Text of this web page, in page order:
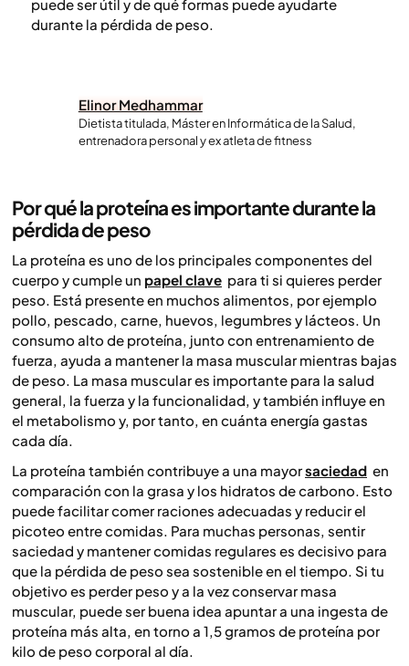
puede ser útil y de qué formas puede ayudarte
durante la pérdida de peso.
Elinor Medhammar
Dietista titulada, Máster en Informática de la Salud,
entrenadora personal y ex atleta de fitness
Por qué la proteína es importante durante la
pérdida de peso
La proteína es uno de los principales componentes del
cuerpo y cumple un papel clave para ti si quieres perder
peso. Está presente en muchos alimentos, por ejemplo
pollo, pescado, carne, huevos, legumbres y lácteos. Un
consumo alto de proteína, junto con entrenamiento de
fuerza, ayuda a mantener la masa muscular mientras bajas
de peso. La masa muscular es importante para la salud
general, la fuerza y la funcionalidad, y también influye en
el metabolismo y, por tanto, en cuánta energía gastas
cada día.
La proteína también contribuye a una mayorsaciedad en
comparación con la grasa y los hidratos de carbono. Esto
puede facilitar comer raciones adecuadas y reducir el
picoteo entre comidas. Para muchas personas, sentir
saciedad y mantener comidas regulares es decisivo para
que la pérdida de peso sea sostenible en el tiempo. Si tu
objetivo es perder peso y a la vez conservar masa
muscular, puede ser buena idea apuntar a una ingesta de
proteína más alta, en torno a 1,5 gramos de proteína por
kilo de peso corporal al día.